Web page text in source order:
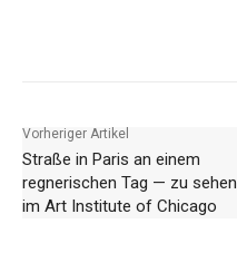
Vorheriger Artikel
Straße in Paris an einem
regnerischen Tag — zu sehen
im Art Institute of Chicago